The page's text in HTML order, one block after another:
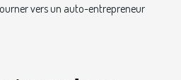
vers un auto-entrepreneur